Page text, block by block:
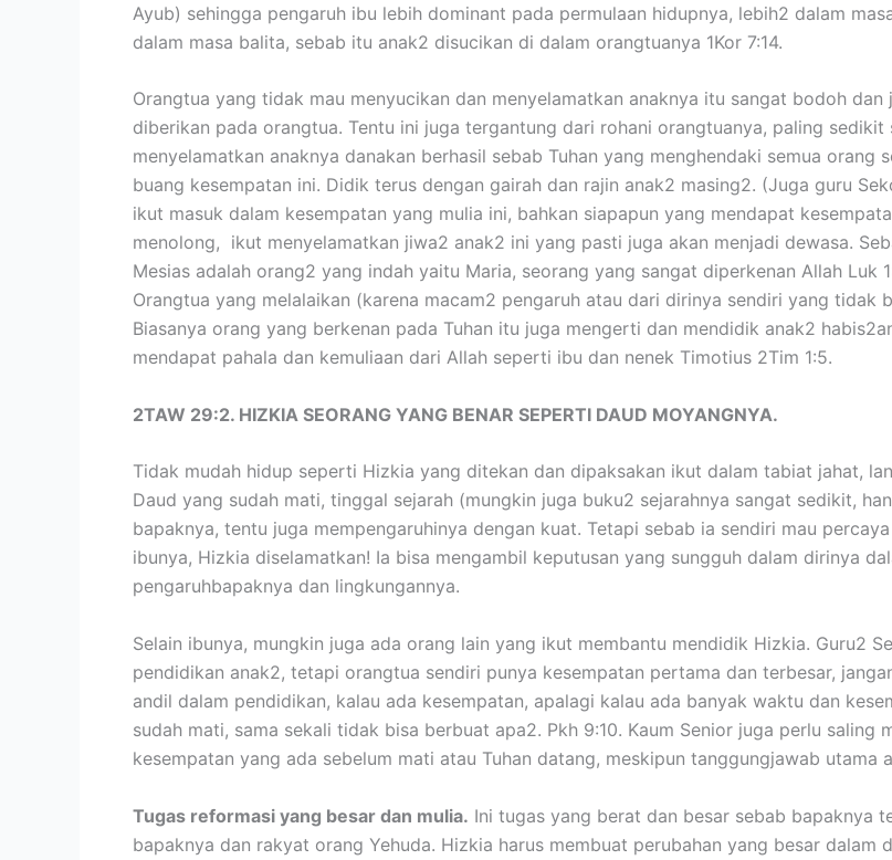
Ayub) sehingga pengaruh ibu lebih dominant pada permulaan hidupnya, lebih2 dalam
dalam masa balita, sebab itu anak2 disucikan di dalam orangtuanya 1Kor 7:14.
Orangtua yang tidak mau menyucikan dan menyelamatkan anaknya itu sangat bodoh
diberikan pada orangtua. Tentu ini juga tergantung dari rohani orangtuanya, paling
menyelamatkan anaknya danakan berhasil sebab Tuhan yang menghendaki semua
buang kesempatan ini. Didik terus dengan gairah dan rajin anak2 masing2. (Juga guru
ikut masuk dalam kesempatan yang mulia ini, bahkan siapapun yang mendapat
menolong, ikut menyelamatkan jiwa2 anak2 ini yang pasti juga akan menjadi dewasa.
Mesias adalah orang2 yang indah yaitu Maria, seorang yang sangat diperkenan Allah Luk
Orangtua yang melalaikan (karena macam2 pengaruh atau dari dirinya sendiri yang
Biasanya orang yang berkenan pada Tuhan itu juga mengerti dan mendidik anak2
mendapat pahala dan kemuliaan dari Allah seperti ibu dan nenek Timotius 2Tim 1:5.
2TAW 29:2. HIZKIA SEORANG YANG BENAR SEPERTI DAUD MOYANGNYA.
Tidak mudah hidup seperti Hizkia yang ditekan dan dipaksakan ikut dalam tabiat jahat,
Daud yang sudah mati, tinggal sejarah (mungkin juga buku2 sejarahnya sangat sedikit,
bapaknya, tentu juga mempengaruhinya dengan kuat. Tetapi sebab ia sendiri mau
ibunya, Hizkia diselamatkan! Ia bisa mengambil keputusan yang sungguh dalam dirinya
pengaruhbapaknya dan lingkungannya.
Selain ibunya, mungkin juga ada orang lain yang ikut membantu mendidik Hizkia. Guru2
pendidikan anak2, tetapi orangtua sendiri punya kesempatan pertama dan terbesar,
andil dalam pendidikan, kalau ada kesempatan, apalagi kalau ada banyak waktu dan
sudah mati, sama sekali tidak bisa berbuat apa2. Pkh 9:10. Kaum Senior juga perlu saling
kesempatan yang ada sebelum mati atau Tuhan datang, meskipun tanggungjawab utama
Tugas reformasi yang besar dan mulia. Ini tugas yang berat dan besar sebab bapaknya
bapaknya dan rakyat orang Yehuda. Hizkia harus membuat perubahan yang besar dalam